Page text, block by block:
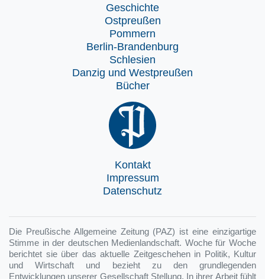
Geschichte
Ostpreußen
Pommern
Berlin-Brandenburg
Schlesien
Danzig und Westpreußen
Bücher
Kontakt
Impressum
Datenschutz
Die Preußische Allgemeine Zeitung (PAZ) ist eine einzigartige
Stimme in der deutschen Medienlandschaft. Woche für Woche
berichtet sie über das aktuelle Zeitgeschehen in Politik, Kultur
und Wirtschaft und bezieht zu den grundlegenden
Entwicklungen unserer Gesellschaft Stellung. In ihrer Arbeit fühlt